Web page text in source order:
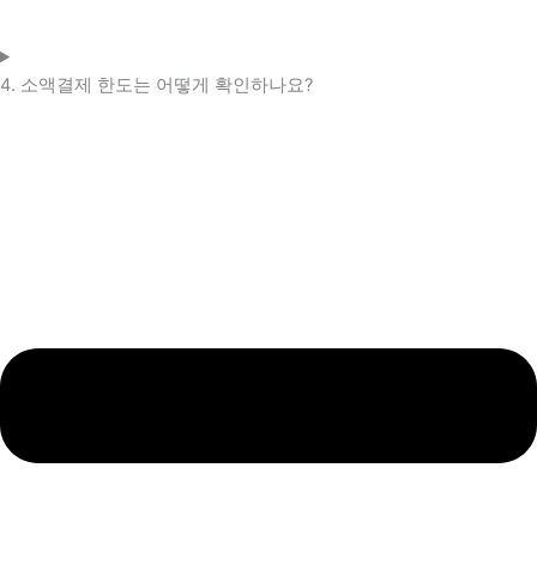
4. 소액결제 한도는 어떻게 확인하나요?